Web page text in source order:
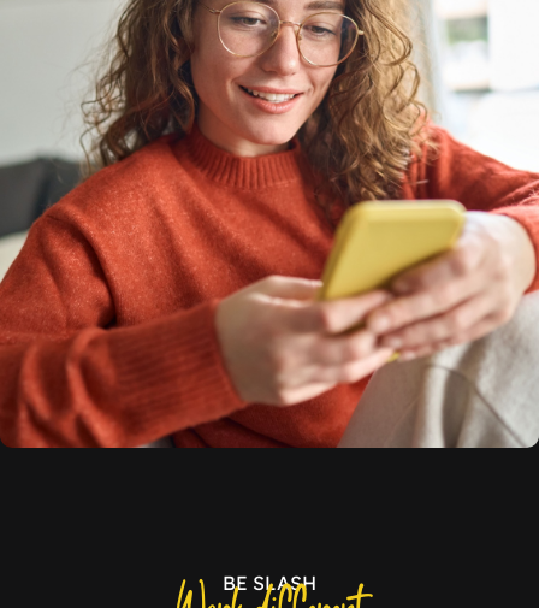
BE SLASH